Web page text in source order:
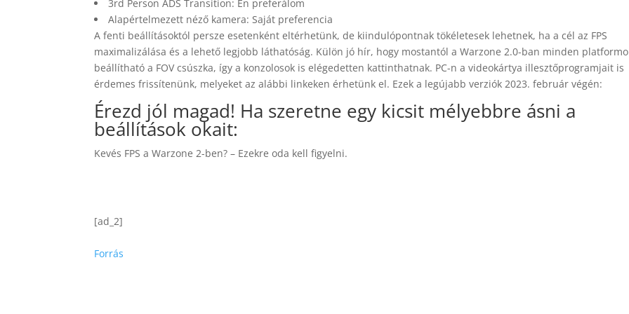
3rd Person ADS Transition: Én preferálom
Alapértelmezett néző kamera: Saját preferencia
A fenti beállításoktól persze esetenként eltérhetünk, de kiindulópontnak tökéletesek lehetnek, ha a cél az FPS
maximalizálása és a lehető legjobb láthatóság. Külön jó hír, hogy mostantól a Warzone 2.0-ban minden
beállítható a FOV csúszka, így a konzolosok is elégedetten kattinthatnak. PC-n a videokártya illesztőprogramjait is
érdemes frissítenünk, melyeket az alábbi linkeken érhetünk el. Ezek a legújabb verziók 2023. február végén:
Érezd jól magad! Ha szeretne egy kicsit mélyebbre ásni a
beállítások okait:
Kevés FPS a Warzone 2-ben? – Ezekre oda kell figyelni.
[ad_2]
Forrás